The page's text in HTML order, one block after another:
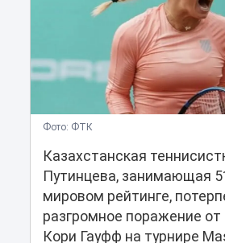
Фото: ФТК
Казахстанская
Путинцева, занимающая
мировом рейтинге,
разгромное поражение от
Кори Гауфф на турнире